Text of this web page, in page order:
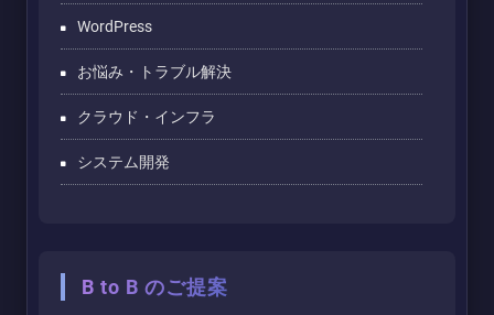
WordPress
お悩み・トラブル解決
クラウド・インフラ
システム開発
B to B のご提案